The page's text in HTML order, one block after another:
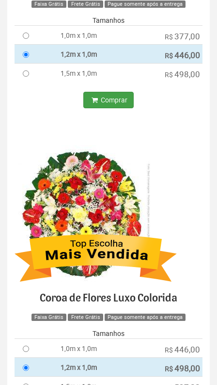
Faixa Grátis Frete Grátis Pague somente após a entrega
Tamanhos
1,0m x 1,0m
R$ 377,00
1,2m x 1,0m R$446,00
1,5m x 1,0m R$ 498,00
Comprar
Coroa de Flores Luxo Colorida
Faixa Grátis Frete Grátis Pague somente após a entrega
Tamanhos
1,0m x 1,0m
R$ 446,00
1,2m x 1,0m R$498,00